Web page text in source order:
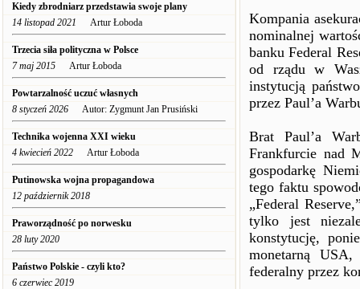
Kiedy zbrodniarz przedstawia swoje plany
14 listopad 2021 Artur Łoboda
Trzecia siła polityczna w Polsce
7 maj 2015 Artur Łoboda
Powtarzalność uczuć własnych
8 styczeń 2026 Autor: Zygmunt Jan Prusiński
Technika wojenna XXI wieku
4 kwiecień 2022 Artur Łoboda
Putinowska wojna propagandowa
12 październik 2018
Praworządność po norwesku
28 luty 2020
Państwo Polskie - czyli kto?
6 czerwiec 2019
Kompania
nominalnej
banku Federal
od rządu w
instytucją
przez Paul’a
Brat Paul’a
Frankfurcie nad
gospodarkę
tego faktu
„Federal
tylko jest
konstytucję,
monetarną
federalny przez